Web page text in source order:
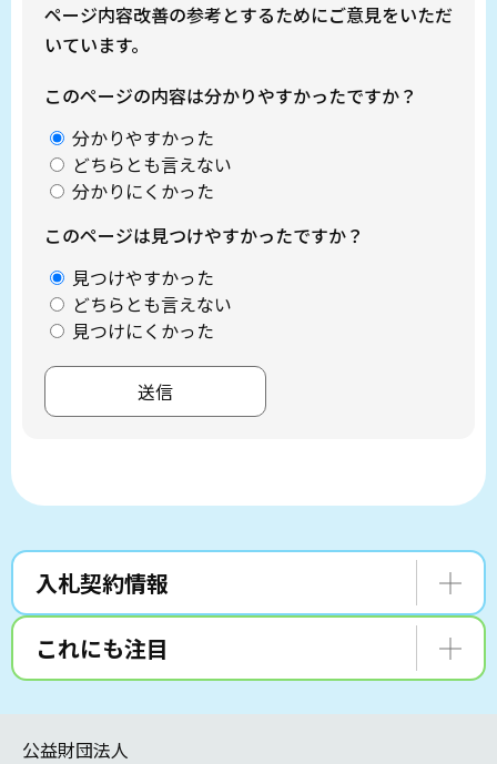
ページ内容改善の参考とするためにご意見をいただ
いています。
このページの内容は分かりやすかったですか？
分かりやすかった
どちらとも言えない
分かりにくかった
このページは見つけやすかったですか？
見つけやすかった
どちらとも言えない
見つけにくかった
入札契約情報
これにも注目
公益財団法人